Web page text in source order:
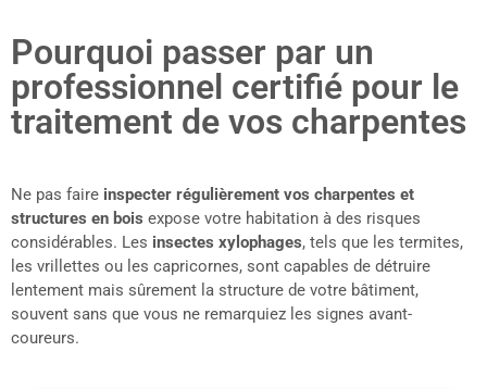
Pourquoi passer par un
professionnel certifié pour le
traitement de vos charpentes
Ne pas faire inspecter régulièrement vos charpentes et
structures en bois expose votre habitation à des risques
considérables. Les insectes xylophages, tels que les termites,
les vrillettes ou les capricornes, sont capables de détruire
lentement mais sûrement la structure de votre bâtiment,
souvent sans que vous ne remarquiez les signes avant-
coureurs.